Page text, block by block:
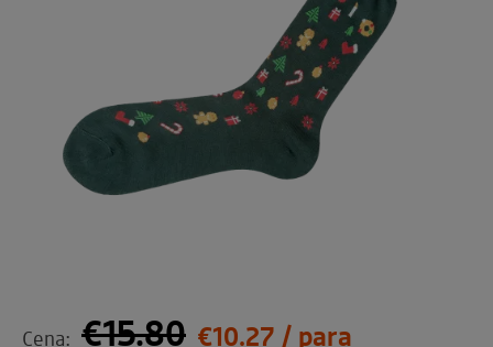
Cena: €15.80 €10.27 / para